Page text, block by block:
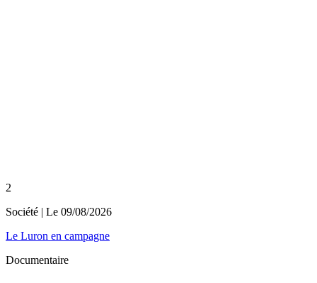
2
Société | Le 09/08/2026
Le Luron en campagne
Documentaire